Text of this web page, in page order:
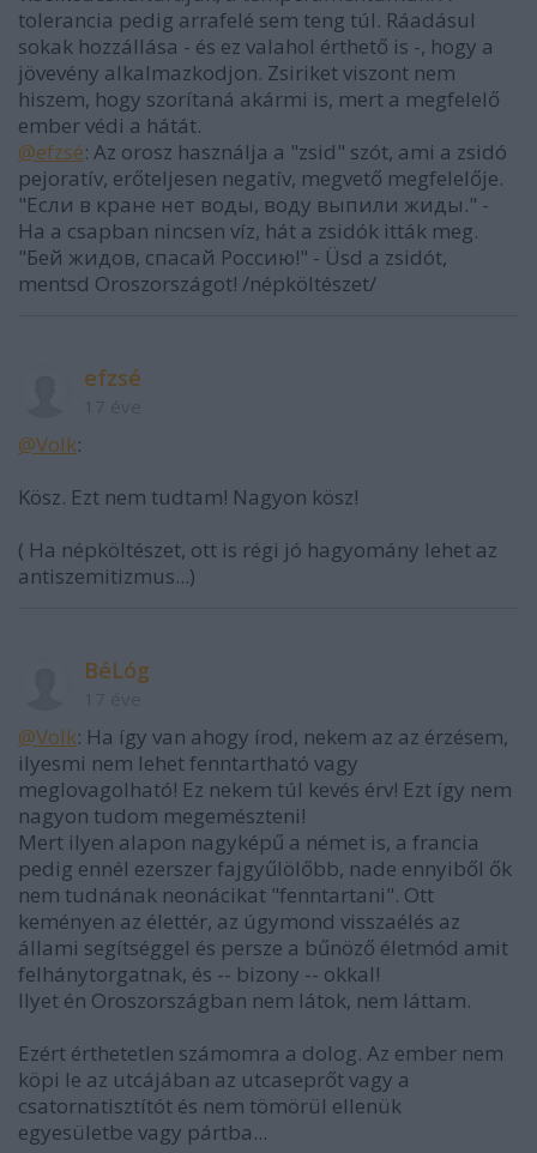
tolerancia pedig arrafelé sem teng túl. Ráadásul
sokak hozzállása - és ez valahol érthető is -, hogy a
jövevény alkalmazkodjon. Zsiriket viszont nem
hiszem, hogy szorítaná akármi is, mert a megfelelő
ember védi a hátát.
@efzsé: Az orosz használja a "zsid" szót, ami a zsidó
pejoratív, erőteljesen negatív, megvető megfelelője.
"Если в кране нет воды, воду выпили жиды." -
Ha a csapban nincsen víz, hát a zsidók itták meg.
"Бей жидов, спасай Россию!" - Üsd a zsidót,
mentsd Oroszországot! /népköltészet/
efzsé
@Volk:
Kösz. Ezt nem tudtam! Nagyon kösz!
( Ha népköltészet, ott is régi jó hagyomány lehet az
antiszemitizmus...)
BéLóg
@Volk: Ha így van ahogy írod, nekem az az érzésem,
ilyesmi nem lehet fenntartható vagy
meglovagolható! Ez nekem túl kevés érv! Ezt így nem
nagyon tudom megemészteni!
Mert ilyen alapon nagyképű a német is, a francia
pedig ennél ezerszer fajgyűlölőbb, nade ennyiből ők
nem tudnának neonácikat "fenntartani". Ott
keményen az élettér, az úgymond visszaélés az
állami segítséggel és persze a bűnöző életmód amit
felhánytorgatnak, és -- bizony -- okkal!
Ilyet én Oroszországban nem látok, nem láttam.
Ezért érthetetlen számomra a dolog. Az ember nem
köpi le az utcájában az utcaseprőt vagy a
csatornatisztítót és nem tömörül ellenük
egyesületbe vagy pártba...